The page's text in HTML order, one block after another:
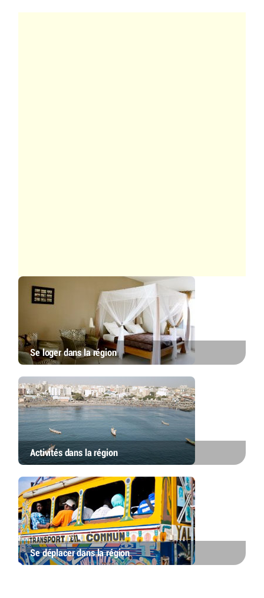
Se loger dans la région
Activités dans la région
Se déplacer dans la région